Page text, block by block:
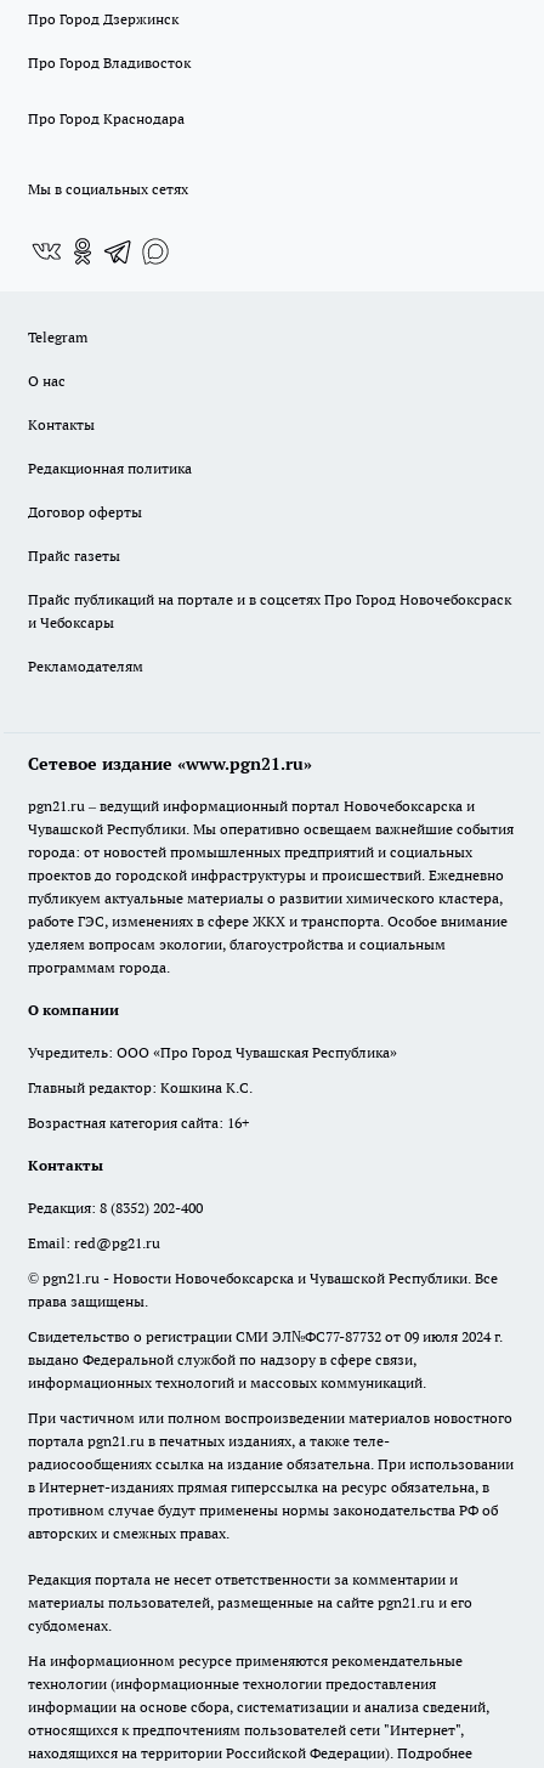
Про Город Дзержинск
Про Город Владивосток
Про Город Краснодара
Мы в социальных сетях
Telegram
О нас
Контакты
Редакционная политика
Договор оферты
Прайс газеты
Прайс публикаций на портале и в соцсетях Про Город Новочебоксраск
и Чебоксары
Рекламодателям
Сетевое издание «www.pgn21.ru»
pgn21.ru – ведущий информационный портал Новочебоксарска и
Чувашской Республики. Мы оперативно освещаем важнейшие события
города: от новостей промышленных предприятий и социальных
проектов до городской инфраструктуры и происшествий. Ежедневно
публикуем актуальные материалы о развитии химического кластера,
работе ГЭС, изменениях в сфере ЖКХ и транспорта. Особое внимание
уделяем вопросам экологии, благоустройства и социальным
программам города.
О компании
Учредитель: ООО «Про Город Чувашская Республика»
Главный редактор: Кошкина К.С.
Возрастная категория сайта: 16+
Контакты
Редакция: 8 (8352) 202-400
Email: red@pg21.ru
© pgn21.ru - Новости Новочебоксарска и Чувашской Республики. Все
права защищены.
Свидетельство о регистрации СМИ ЭЛ№ФС77-87732 от 09 июля 2024 г.
выдано Федеральной службой по надзору в сфере связи,
информационных технологий и массовых коммуникаций.
При частичном или полном воспроизведении материалов новостного
портала pgn21.ru в печатных изданиях, а также теле-
радиосообщениях ссылка на издание обязательна. При использовании
в Интернет-изданиях прямая гиперссылка на ресурс обязательна, в
противном случае будут применены нормы законодательства РФ об
авторских и смежных правах.
Редакция портала не несет ответственности за комментарии и
материалы пользователей, размещенные на сайте pgn21.ru и его
субдоменах.
На информационном ресурсе применяются рекомендательные
технологии (информационные технологии предоставления
информации на основе сбора, систематизации и анализа сведений,
относящихся к предпочтениям пользователей сети "Интернет",
находящихся на территории Российской Федерации). Подробнее